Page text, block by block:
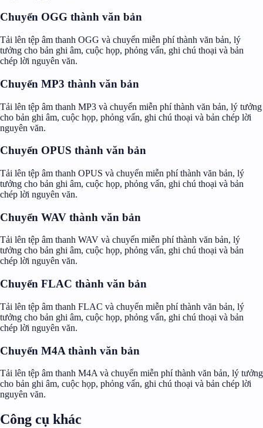
Chuyển OGG thành văn bản
Tải lên tệp âm thanh OGG và chuyển miễn phí thành văn bản, lý
tưởng cho bản ghi âm, cuộc họp, phỏng vấn, ghi chú thoại và bản
chép lời nguyên văn.
Chuyển MP3 thành văn bản
Tải lên tệp âm thanh MP3 và chuyển miễn phí thành văn bản, lý tưởng
cho bản ghi âm, cuộc họp, phỏng vấn, ghi chú thoại và bản chép lời
nguyên văn.
Chuyển OPUS thành văn bản
Tải lên tệp âm thanh OPUS và chuyển miễn phí thành văn bản, lý
tưởng cho bản ghi âm, cuộc họp, phỏng vấn, ghi chú thoại và bản
chép lời nguyên văn.
Chuyển WAV thành văn bản
Tải lên tệp âm thanh WAV và chuyển miễn phí thành văn bản, lý
tưởng cho bản ghi âm, cuộc họp, phỏng vấn, ghi chú thoại và bản
chép lời nguyên văn.
Chuyển FLAC thành văn bản
Tải lên tệp âm thanh FLAC và chuyển miễn phí thành văn bản, lý
tưởng cho bản ghi âm, cuộc họp, phỏng vấn, ghi chú thoại và bản
chép lời nguyên văn.
Chuyển M4A thành văn bản
Tải lên tệp âm thanh M4A và chuyển miễn phí thành văn bản, lý tưởng
cho bản ghi âm, cuộc họp, phỏng vấn, ghi chú thoại và bản chép lời
nguyên văn.
Công cụ khác